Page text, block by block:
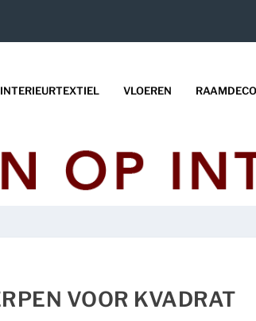
INTERIEURTEXTIEL VLOEREN
VOOR KVADRAT